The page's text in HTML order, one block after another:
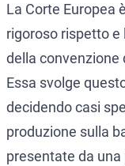
La Corte Europea
rigoroso rispetto e
della convenzione
Essa svolge
decidendo casi
produzione sulla
presentate da